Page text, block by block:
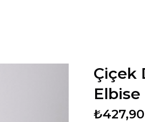
Çiçek
Elbise
₺427,90